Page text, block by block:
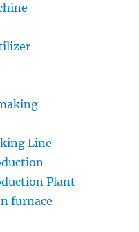
Line
Plant
furnace